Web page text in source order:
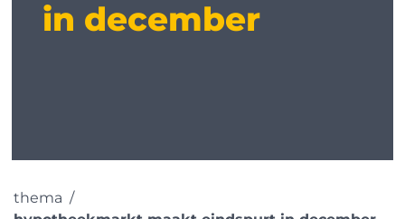
in december
thema